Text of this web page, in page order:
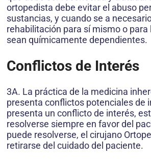
ortopedista debe evitar el abuso
sustancias, y cuando se a
rehabilitación para sí mismo o para
sean químicamente dependientes.
Conflictos de Interés
3A. La práctica de la medicina
presenta conflictos potenciales de
presenta un conflicto de interés,
resolverse siempre en favor del
puede resolverse, el cirujano
retirarse del cuidado del paciente.